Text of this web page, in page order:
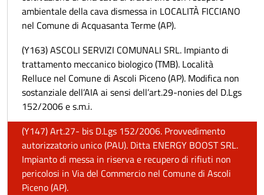
ambientale della cava dismessa in LOCALITÀ FICCIANO
nel Comune di Acquasanta Terme (AP).
(Y163) ASCOLI SERVIZI COMUNALI SRL. Impianto di
trattamento meccanico biologico (TMB). Località
Relluce nel Comune di Ascoli Piceno (AP). Modifica non
sostanziale dell’AIA ai sensi dell’art.29-nonies del D.Lgs
152/2006 e s.m.i.
(Y147) Art.27- bis D.Lgs 152/2006. Provvedimento
autorizzatorio unico (PAU). Ditta ENERGY BOOST SRL.
Impianto di messa in riserva e recupero di rifiuti non
pericolosi in Via del Commercio nel Comune di Ascoli
Piceno (AP).